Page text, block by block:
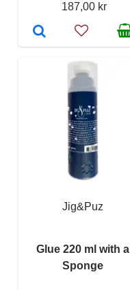
187,00 kr
Jig&Puz
Glue 220 ml with a
Sponge